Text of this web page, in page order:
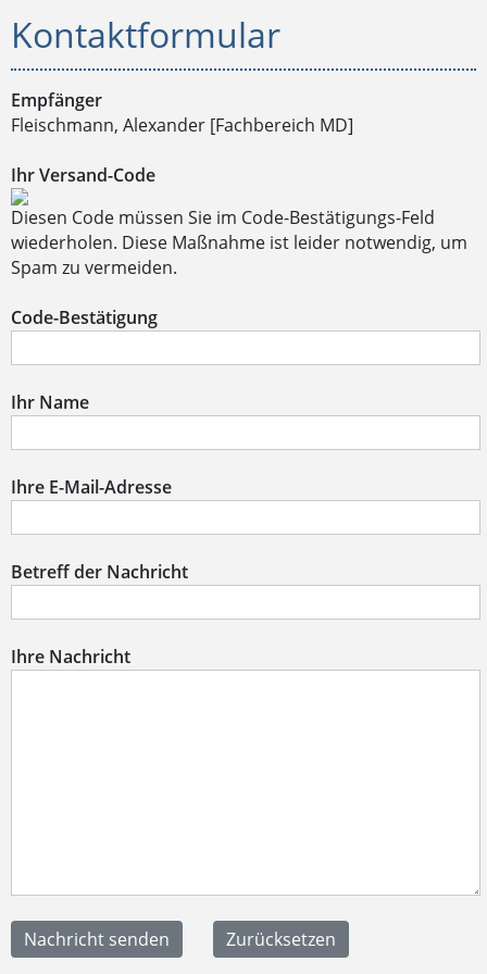
Kontaktformular
Empfänger
Fleischmann, Alexander [Fachbereich MD]
Ihr Versand-Code
Diesen Code müssen Sie im Code-Bestätigungs-Feld
wiederholen. Diese Maßnahme ist leider notwendig, um
Spam zu vermeiden.
Code-Bestätigung
Ihr Name
Ihre E-Mail-Adresse
Betreff der Nachricht
Ihre Nachricht